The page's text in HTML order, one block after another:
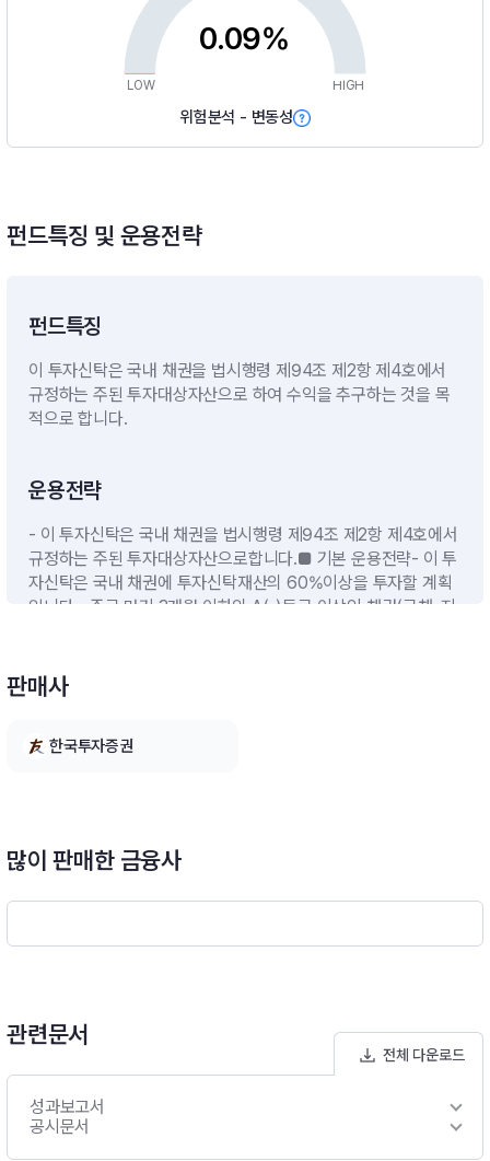
0.09%
LOW HIGH
위험분석 - 변동성
펀드특징 및 운용전략
펀드특징
이 투자신탁은 국내 채권을 법시행령 제94조 제2항 제4호에서
규정하는 주된 투자대상자산으로 하여 수익을 추구하는 것을 목
적으로 합니다.
운용전략
- 이 투자신탁은 국내 채권을 법시행령 제94조 제2항 제4호에서
규정하는 주된 투자대상자산으로합니다.■ 기본 운용전략- 이 투
자신탁은 국내 채권에 투자신탁재산의 60%이상을 투자할 계획
입니다.- 주로 만기 3개월 이하의 A(-)등급 이상인 채권(국채, 지
계획입니다.- 가중평균만기(듀레이션)는 0.15년 내외 수준을 목
표로 하되, 향후 국내외 경제 및 금융시장 정책등의 상황에 따라
등급 내 이자수익이 높고 펀더멘탈 대비 저평가된 종목에 대해 상
to-maturity, 만기수익률)이 높은 종목을 선정하여 캐리 수익 추
구3) Repo 활용 전략- 약관상 한도에 따라 증권 총액의 50% 이
내에서 선택적으로 전략 활용- 편입 대상 채권은 A-등급 이상 채
률 제고※ 비교지수 : (CALL × 100%)
판매사
한국투자증권
많이 판매한 금융사
관련문서
전체 다운로드
성과보고서
공시문서